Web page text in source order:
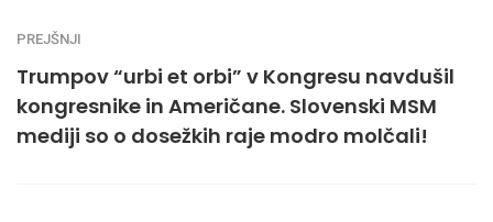
PREJŠNJI
Trumpov “urbi et orbi” v Kongresu navdušil
kongresnike in Američane. Slovenski MSM
mediji so o dosežkih raje modro molčali!